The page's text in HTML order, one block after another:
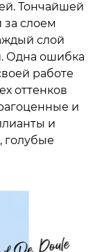
Тончайшей
за слоем
слой
Одна ошибка
работе
оттенков
и
и
голубые